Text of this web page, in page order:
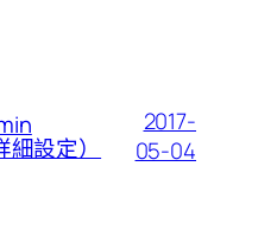
設定）
2017-
05-04